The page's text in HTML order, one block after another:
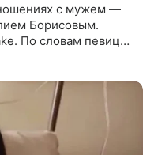
с мужем —
Борисовым.
По словам певицы,